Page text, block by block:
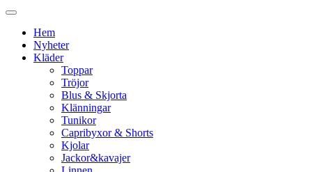
Hem
Nyheter
Kläder
Toppar
Tröjor
Blus & Skjorta
Klänningar
Tunikor
Capribyxor & Shorts
Kjolar
Jackor&kavajer